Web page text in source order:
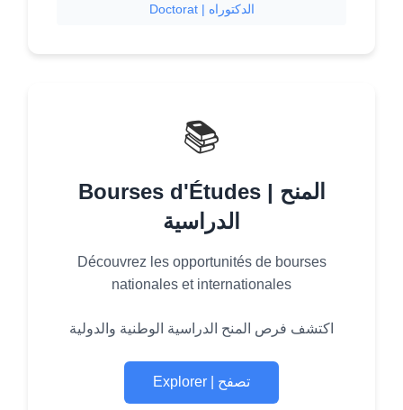
Doctorat | الدكتوراه
📚
Bourses d'Études | المنح
الدراسية
Découvrez les opportunités de bourses
nationales et internationales
اكتشف فرص المنح الدراسية الوطنية والدولية
Explorer | تصفح